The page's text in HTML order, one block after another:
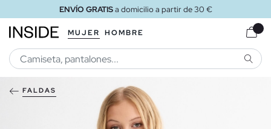
ENVÍO GRATISa domicilio a partir de 30 €
MUJER HOMBRE
FALDAS